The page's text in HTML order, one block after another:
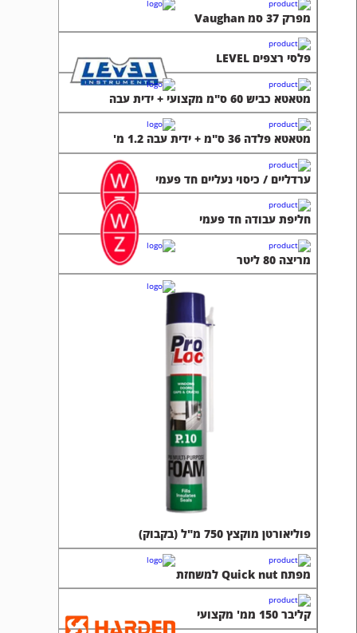
מפרק 37 סמ Vaughan
פלסי רצפים LEVEL
מטאטא כביש 60 ס"מ מקצועי + ידית עבה
מטאטא פלדה 36 ס"מ + ידית עבה 1.2 מ'
ערדליים / כיסוי נעליים חד פעמי
חליפת עבודה חד פעמי
מריצה 80 ליטר
פוליאורטן מוקצץ 750 מ"ל (בקבוק)
מפתח Quick nut למשחזת
קליבר 150 ממ' מקצועי